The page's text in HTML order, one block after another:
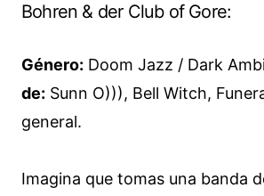
Bohren & der Club of Gore:
Género: Doom Jazz / Dark
de: Sunn O))), Bell Witch,
general.
Imagina que tomas una banda